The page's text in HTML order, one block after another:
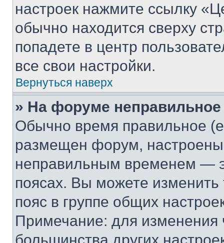
настроек нажмите ссылку
обычно находится сверху
попадете в центр
все свои настройки.
Вернуться наверх
» На форуме
Обычно время правильное
размещен форум, настроены
неправильным временем —
поясах. Вы можете изменить
пояс в группе общих
Примечание: для изменения